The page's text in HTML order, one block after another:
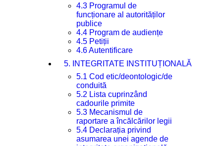
4.3 Programul de
funcționare al autorităților
publice
4.4 Program de audiențe
4.5 Petiții
4.6 Autentificare
5. INTEGRITATE INSTITUȚIONALĂ
5.1 Cod etic/deontologic/de
conduită
5.2 Lista cuprinzând
cadourile primite
5.3 Mecanismul de
raportare a încălcărilor legii
5.4 Declarația privind
asumarea unei agende de